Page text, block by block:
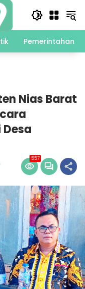
Pemerintahan
Nias Barat
557